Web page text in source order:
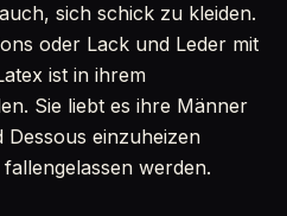
sich schick zu kleiden.
oder Lack und Leder mit
ist in ihrem
Sie liebt es ihre Männer
einzuheizen
werden.